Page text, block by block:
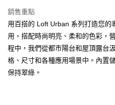
【注意事項】
易，需依本服務之必要範圍內提供個人
權轉讓予恩沛科技股份有限公司。
２．關於個人資料處理事宜，請瀏覽以
https://aftee.tw/terms/#terms3
３．未成年的使用者請事先徵得法定代
「AFTEE先享後付」，若未經同意申辦
銷售重點
用百搭的 Loft Urban 系列打造您的
用，搭配時尚明亮、柔和的色彩，
程中，我們從都市陽台和屋頂露台
格、尺寸和各種應用場景中。內置
保持翠綠。